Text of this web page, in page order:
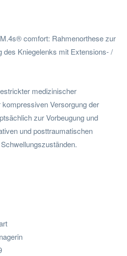
comfort: Rahmenorthese zur
des Kniegelenks mit Extensions- /
medizinischer
Versorgung der
zur Vorbeugung und
und posttraumatischen